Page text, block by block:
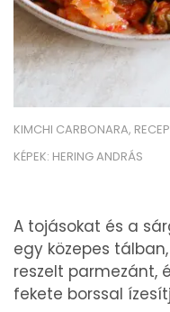
KIMCHI CARBONARA,
KÉPEK: HERING ANDRÁS
A tojásokat és a
egy közepes
reszelt parmezánt,
fekete borssal